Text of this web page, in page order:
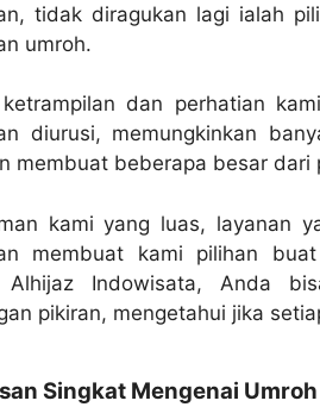
tidak diragukan lagi ialah
umroh.
ketrampilan dan perhatian
diurusi, memungkinkan
membuat beberapa besar dari
kami yang luas, layanan
membuat kami pilihan
Alhijaz Indowisata, Anda
pikiran, mengetahui jika
Singkat Mengenai Umroh